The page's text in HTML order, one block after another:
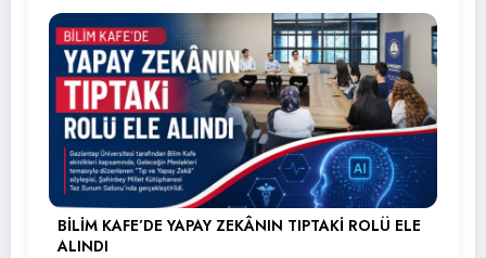
BİLİM KAFE’DE YAPAY ZEKÂNIN TIPTAKİ ROLÜ ELE
ALINDI